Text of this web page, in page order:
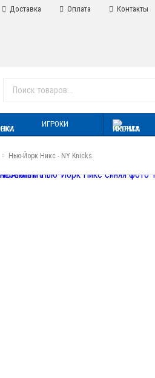
Доставка Оплата Контакты
ИГРОКИ
Нью-Йорк Никс - NY Knicks